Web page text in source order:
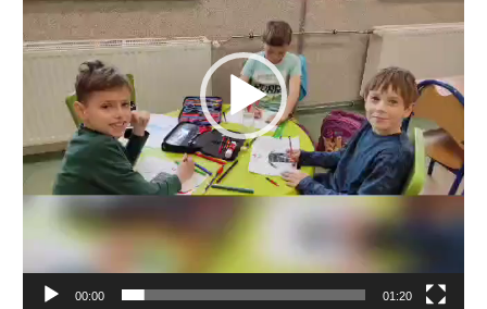
00:00 01:20